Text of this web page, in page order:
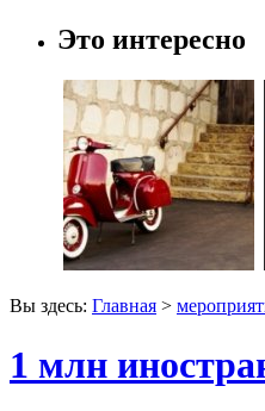
Это интересно
Вы здесь: Главная >
1 млн